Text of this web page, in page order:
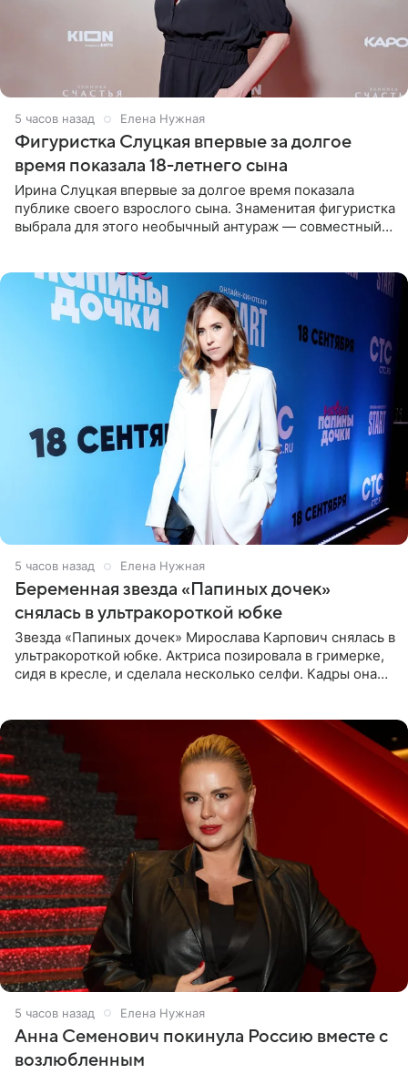
5 часов назад Елена Нужная
Фигуристка Слуцкая впервые за долгое
время показала 18-летнего сына
Ирина Слуцкая впервые за долгое время показала
публике своего взрослого сына. Знаменитая фигуристка
выбрала для этого необычный антураж — совместный
5 часов назад Елена Нужная
Беременная звезда «Папиных дочек»
снялась в ультракороткой юбке
Звезда «Папиных дочек» Мирослава Карпович снялась в
ультракороткой юбке. Актриса позировала в гримерке,
сидя в кресле, и сделала несколько селфи. Кадры она
5 часов назад Елена Нужная
Анна Семенович покинула Россию вместе с
возлюбленным